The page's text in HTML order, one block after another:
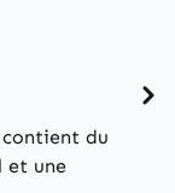
contient du
et une